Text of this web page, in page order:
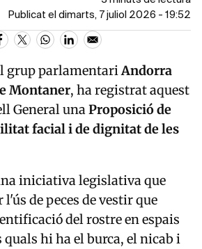
Publicat el dimarts, 7 juliol 2026 - 19:52
grup parlamentariAndorra
Montaner, ha registrat aquest
General unaProposició de
facial i de dignitat de les
iniciativa legislativa que
de peces de vestir que
del rostre en espais
hi ha el burca, el nicab i